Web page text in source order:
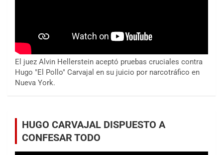
El juez Alvin Hellerstein aceptó pruebas cruciales contra
Hugo "El Pollo" Carvajal en su juicio por narcotráfico en
Nueva York.
HUGO CARVAJAL DISPUESTO A
CONFESAR TODO